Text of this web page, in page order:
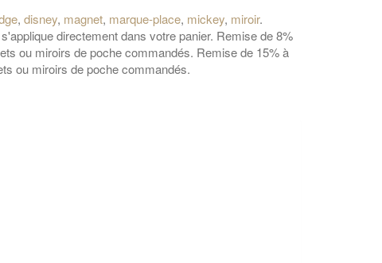
, disney, magnet, marque-place, mickey, miroir.
directement dans votre panier. Remise de 8%
ou miroirs de poche commandés. Remise de 15% à
ou miroirs de poche commandés.